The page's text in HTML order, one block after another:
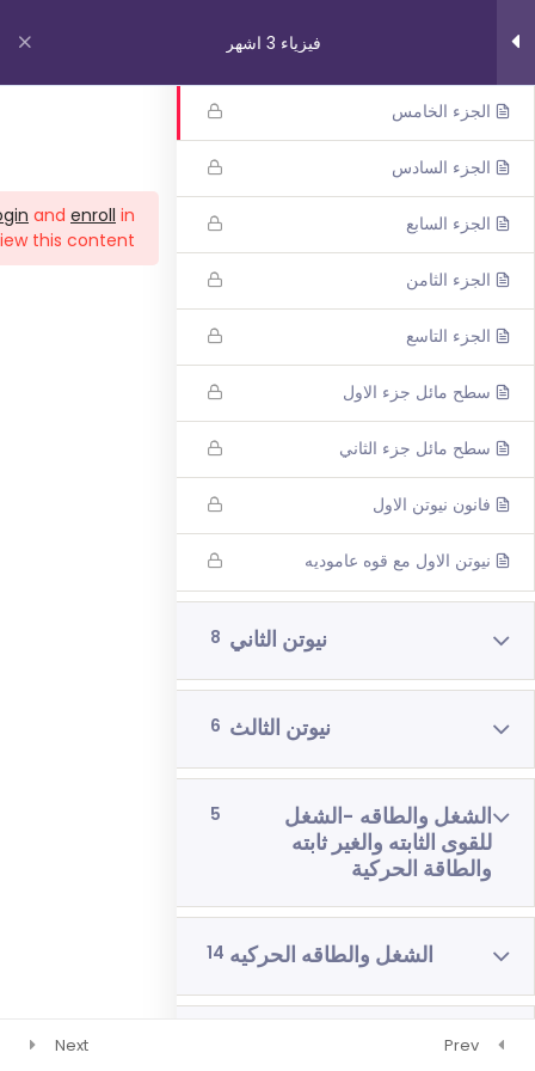
فيزياء 3 اشهر
الجزء الخامس
الجزء السادس
الجزء السابع
الجزء الثامن
الجزء التاسع
سطح مائل جزء الاول
سطح مائل جزء الثاني
فانون نيوتن الاول
نيوتن الاول مع قوه عاموديه
نيوتن الثاني 8
نيوتن الثالث 6
الشغل والطاقه -الشغل
للقوى الثابته والغير ثابته
والطاقة الحركية
5
الشغل والطاقه الحركيه 14
الشغل والطاقه -طاقه
and enroll in
this content!
Prev
Next
روابط مهمة
من نحن
اتصل بنا
_תנאי שימוש עברית
شروط الاستخدام
دوراتنا
بچروت 3 وحدات 1 اشهر
رياضيات 4 وحدات 3 اشهر
فيزياء 3 اشهر